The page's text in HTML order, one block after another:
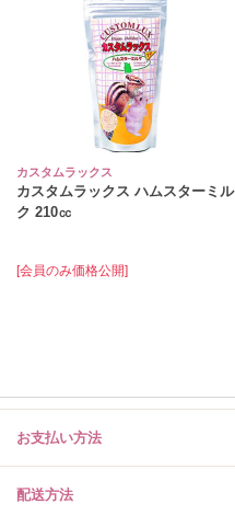
カスタムラックス
カスタムラックス ハムスターミル
ク 210㏄
[会員のみ価格公開]
お支払い方法
配送方法